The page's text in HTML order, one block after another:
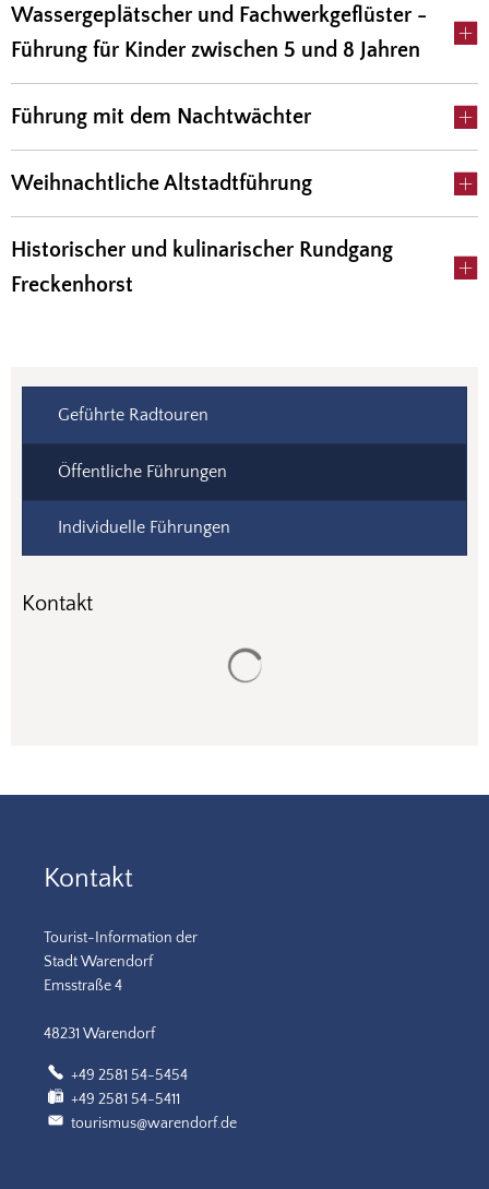
Wassergeplätscher und Fachwerkgeflüster -
Führung für Kinder zwischen 5 und 8 Jahren
Führung mit dem Nachtwächter
Weihnachtliche Altstadtführung
Historischer und kulinarischer Rundgang
Freckenhorst
Geführte Radtouren
Öffentliche Führungen
Individuelle Führungen
Kontakt
Kontakt
Tourist-Information der
Stadt Warendorf
Emsstraße 4
48231 Warendorf
+49 2581 54-5454
+49 2581 54-5411
tourismus@warendorf.de